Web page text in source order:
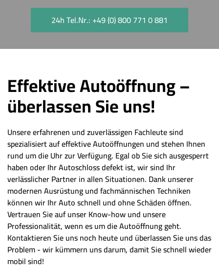
24h Tel.Nr.: +49 (0) 800 771 0 881
Effektive Autoöffnung –
überlassen Sie uns!
Unsere erfahrenen und zuverlässigen Fachleute sind
spezialisiert auf effektive Autoöffnungen und stehen Ihnen
rund um die Uhr zur Verfügung. Egal ob Sie sich ausgesperrt
haben oder Ihr Autoschloss defekt ist, wir sind Ihr
verlässlicher Partner in allen Situationen. Dank unserer
modernen Ausrüstung und fachmännischen Techniken
können wir Ihr Auto schnell und ohne Schäden öffnen.
Vertrauen Sie auf unser Know-how und unsere
Professionalität, wenn es um die Autoöffnung geht.
Kontaktieren Sie uns noch heute und überlassen Sie uns das
Problem - wir kümmern uns darum, damit Sie schnell wieder
mobil sind!